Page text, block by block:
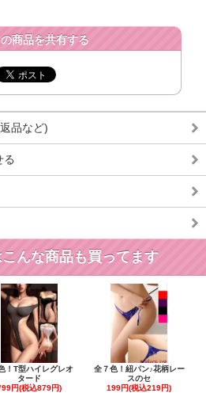
商品を共有する
品など)
る
んな商品も買ってます
！T型ハイレグレオ
タード
円(税込879円)
全７色！紐パン♪花柄レー
スのセ
199円(税込219円)